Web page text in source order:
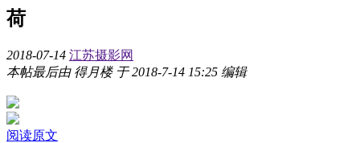
荷
2018-07-14 江苏摄影网
本帖最后由 得月楼 于 2018-7-14 15:25 编辑
阅读原文